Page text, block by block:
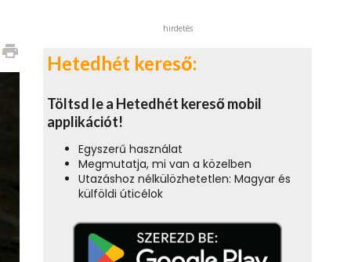
print
hirdetés
Hetedhét kereső:
Töltsd le a Hetedhét kereső mobil
applikációt!
Egyszerű használat
Megmutatja, mi van a közelben
Utazáshoz nélkülözhetetlen: Magyar és
külföldi úticélok